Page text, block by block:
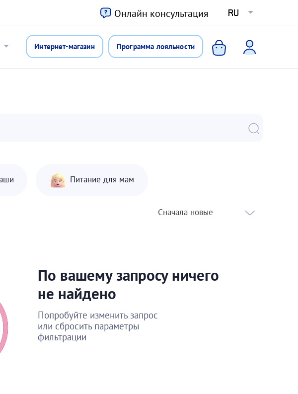
Онлайн консультация RU
Интернет-магазин Программа лояльности
Питание для мам
Сначала новые
По вашему запросу ничего
не найдено
Попробуйте изменить запрос
или сбросить параметры
фильтрации